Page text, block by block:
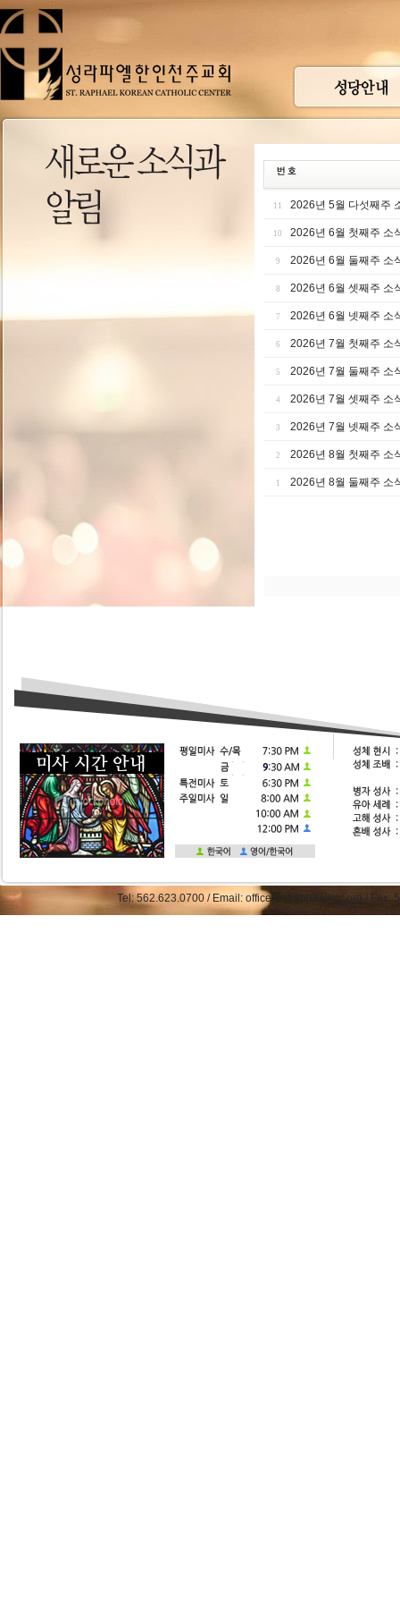
11 2026년 5월 다섯째주
10 2026년 6월 첫째주 소
9 2026년 6월 둘째주 소
8 2026년 6월 셋째주 소
7 2026년 6월 넷째주 소
6 2026년 7월 첫째주 소
5 2026년 7월 둘째주 소
4 2026년 7월 셋째주 소
3 2026년 7월 넷째주 소
2 2026년 8월 첫째주 소
1 2026년 8월 둘째주 소
Tel: 562.623.0700 / Email: office@straphaelkcc.org /